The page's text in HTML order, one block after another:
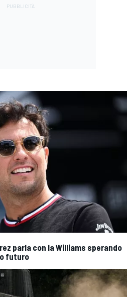
parla con la Williams sperando
futuro